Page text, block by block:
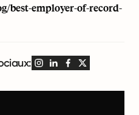
best-employer-of-record-